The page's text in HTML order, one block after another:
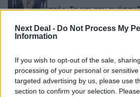
Next Deal - Do Not Process My
Information
If you wish to opt-out of the sale,
processing of your personal or
targeted advertising by us, please use
section to confirm your selection.
στήριξη και την
Υπεγράφη Μνημόνιο
του Ε.Ε.Α. και του
Πανεπιστημίου Αθηνών